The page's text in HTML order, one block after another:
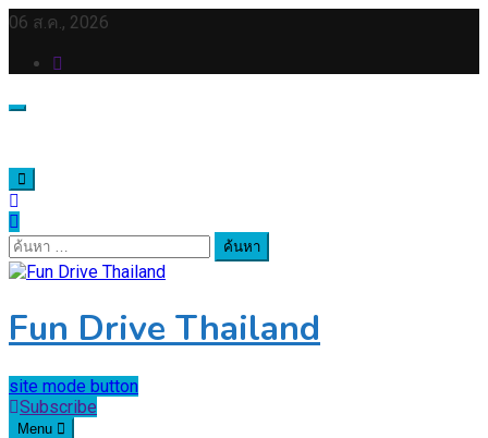
Skip
content
06 ส.ค., 2026
ค้นหา
สำหรับ:
Fun Drive Thailand
site mode button
Subscribe
Menu